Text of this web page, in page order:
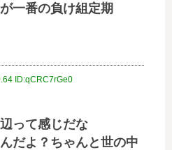
一番の負け組定期
ID:qCRC7rGe0
って感じだな
だよ？ちゃんと世の中